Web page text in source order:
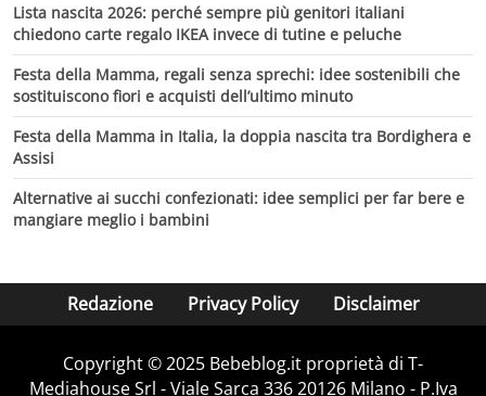
Lista nascita 2026: perché sempre più genitori italiani
chiedono carte regalo IKEA invece di tutine e peluche
Festa della Mamma, regali senza sprechi: idee sostenibili che
sostituiscono fiori e acquisti dell’ultimo minuto
Festa della Mamma in Italia, la doppia nascita tra Bordighera e
Assisi
Alternative ai succhi confezionati: idee semplici per far bere e
mangiare meglio i bambini
Redazione Privacy Policy Disclaimer
Copyright © 2025 Bebeblog.it proprietà di T-
Mediahouse Srl - Viale Sarca 336 20126 Milano - P.Iva